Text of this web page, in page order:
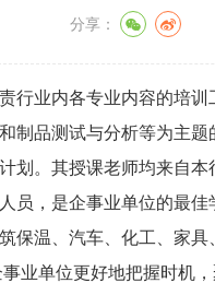
13 分享：
业内各专业内容的培训
制品测试与分析等为主
划。其授课老师均来自
，是企事业单位的最佳
温、汽车、化工、家具
业单位更好地把握时机